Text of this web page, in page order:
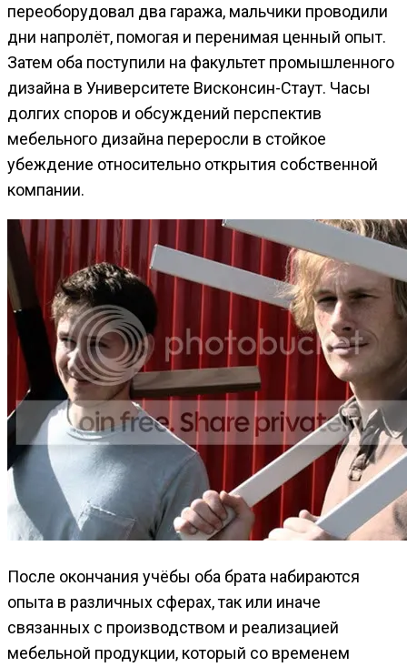
переоборудовал два гаража, мальчики проводили
дни напролёт, помогая и перенимая ценный опыт.
Затем оба поступили на факультет промышленного
дизайна в Университете Висконсин-Стаут. Часы
долгих споров и обсуждений перспектив
мебельного дизайна переросли в стойкое
убеждение относительно открытия собственной
компании.
После окончания учёбы оба брата набираются
опыта в различных сферах, так или иначе
связанных с производством и реализацией
мебельной продукции, который со временем